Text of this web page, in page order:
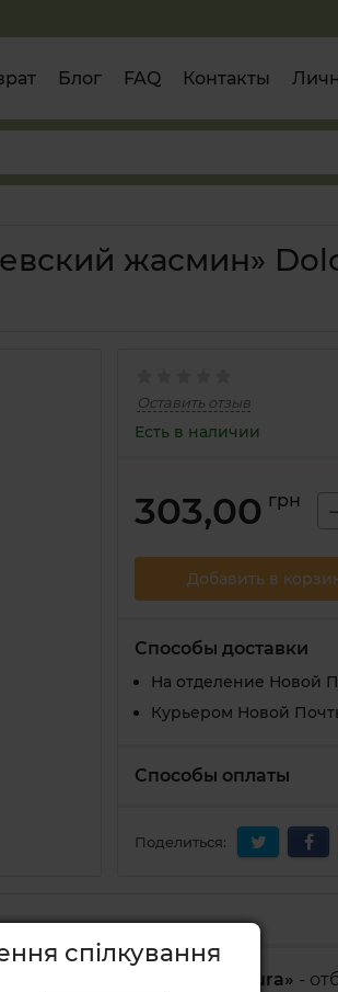
Блог FAQ Контакты
жасмин»
Оставить отзыв
Есть в наличии
303,00 грн −
Добавить в
Способы доставки
На отделение Новой
Курьером Новой
Способы оплаты
Поделиться:
жасмин» ТМ «Dolce Natura» -
спілкування